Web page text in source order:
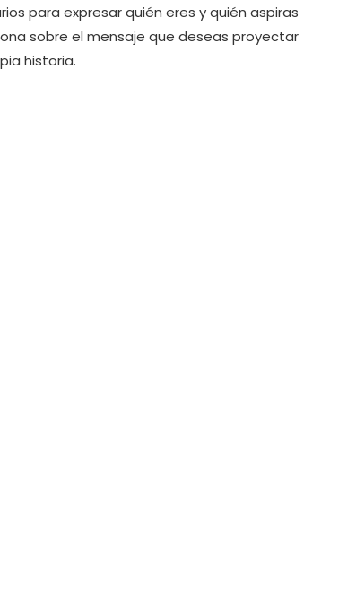
para expresar quién eres y quién aspiras
sobre el mensaje que deseas proyectar
historia.